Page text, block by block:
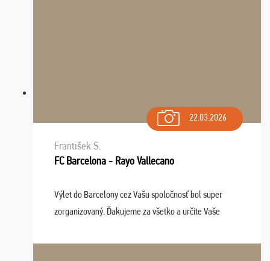
22.03.2026
František S.
FC Barcelona - Rayo Vallecano
Výlet do Barcelony cez Vašu spoločnosť bol super
zorganizovaný. Ďakujeme za všetko a určite Vaše